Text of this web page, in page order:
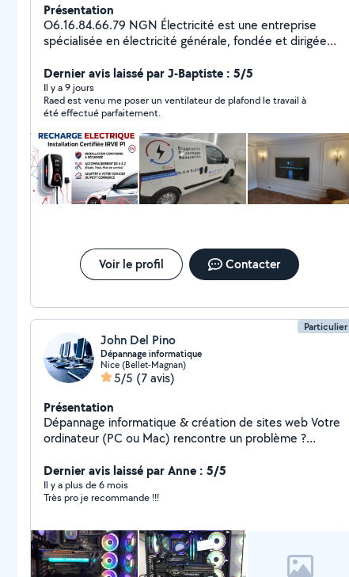
Présentation
O6.16.84.66.79 NGN Électricité est une entreprise
spécialisée en électricité générale, fondée et dirigée
basé à Nice. Titulaire d'un CAP et d'un Bac Pro MELEC,
j'interviens depuis plus de 8 ans auprès des particuliers
et des professionnels pour tous types de travaux
électriques. Que ce soit pour une installation électrique
neuve, une rénovation complète, un dépannage urgent,
un diagnostic de conformité ou une mise aux normes,
je propose un service complet, personnalisé et
conforme à la réglementation en vigueur (NF C 15-
100). Implanté à Nice, j'interviens rapidement dans un
réalisés avec succès et une satisfaction client
reconnue. Mon engagement repose sur des valeurs
solides : rigueur, qualité de service, sens du détail.
Dernier avis laissé par J-Baptiste : 5/5
Il y a 9 jours
Raed est venu me poser un ventilateur de plafond le travail à
été effectué parfaitement.
Voir le profil Contacter
Particulier
John Del Pino
Dépannage informatique
Nice (Bellet-Magnan)
5/5 (7 avis)
Présentation
Dépannage informatique & création de sites web Votre
ordinateur (PC ou Mac) rencontre un problème ?
ou d'un dépannage rapide ? Je vous propose une
assistance efficace, avec une prise en charge adaptée
à vos besoins. En parallèle, je conçois et modernise des
boutiques en ligne (e-commerce), optimisation SEO
pour améliorer votre visibilité sur Google. Je vous
garantis un service rapide et professionnel avec des
Dernier avis laissé par Anne : 5/5
Il y a plus de 6 mois
Très pro je recommande !!!